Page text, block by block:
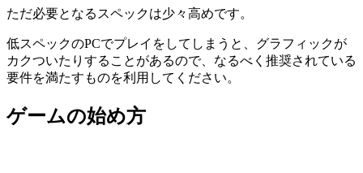
ただ必要となるスペックは少々高めです。
低スペックのPCでプレイをしてしまうと、グラフィックが
カクついたりすることがあるので、なるべく推奨されている
要件を満たすものを利用してください。
ゲームの始め方